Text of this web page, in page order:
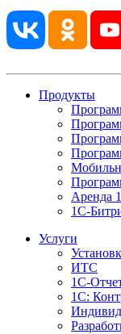
Продукты
Аренда
1С-
Услуги
ИТС
1С-
1С: